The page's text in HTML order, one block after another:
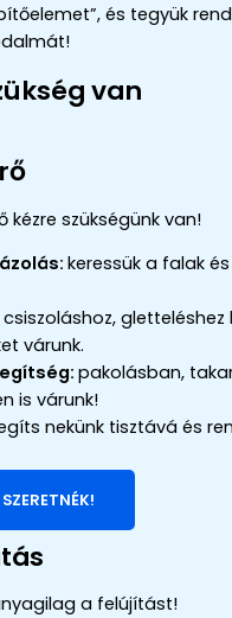
és tegyük
van
kézre szükségünk van!
keressük a falak
csiszoláshoz, gletteléshez
várunk.
pakolásban,
is várunk!
nekünk tisztává és
a felújítást!